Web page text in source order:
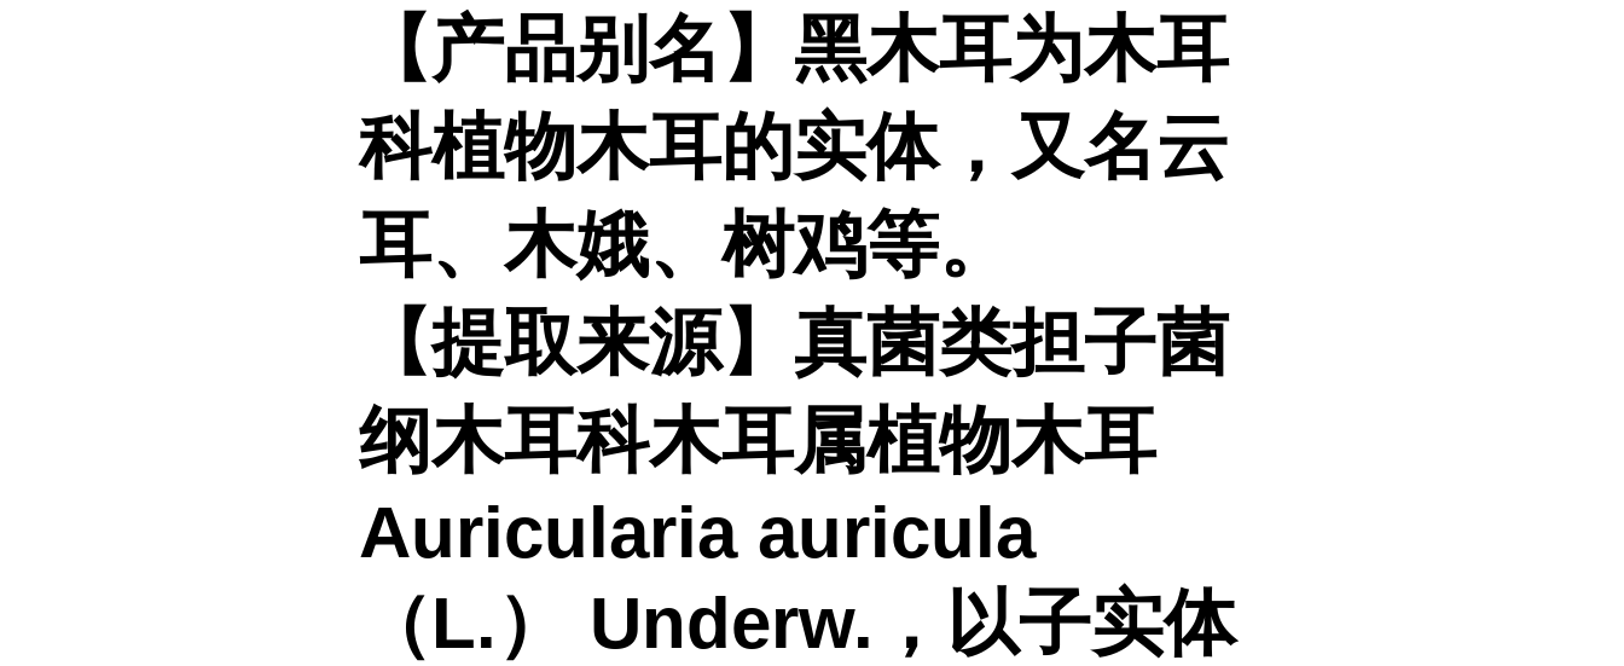
【产品别名】黑木耳为木耳
科植物木耳的实体，又名云
耳、木娥、树鸡等。
【提取来源】真菌类担子菌
纲木耳科木耳属植物木耳
Auricularia auricula
（L.） Underw.，以子实体